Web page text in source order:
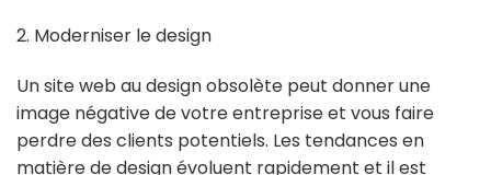
2. Moderniser le design
Un site web au design obsolète peut donner une
image négative de votre entreprise et vous faire
perdre des clients potentiels. Les tendances en
matière de design évoluent rapidement et il est